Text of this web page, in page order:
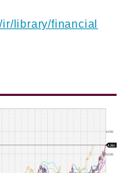
library/financial